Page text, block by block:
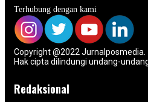
Terhubung dengan kami
Copyright @2022 Jurnalposmedia.
Hak cipta dilindungi undang-
Redaksional